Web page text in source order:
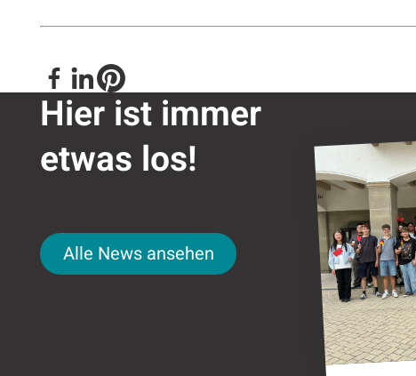
Hier ist immer
etwas los!
Alle News ansehen
Alle News ansehen
Nǐ hǎo in